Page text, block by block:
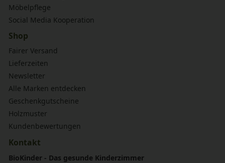
Möbelpflege
Social Media Kooperation
Shop
Fairer Versand
Lieferzeiten
Newsletter
Alle Marken entdecken
Geschenkgutscheine
Holzmuster
Kundenbewertungen
Kontakt
BioKinder - Das gesunde Kinderzimmer